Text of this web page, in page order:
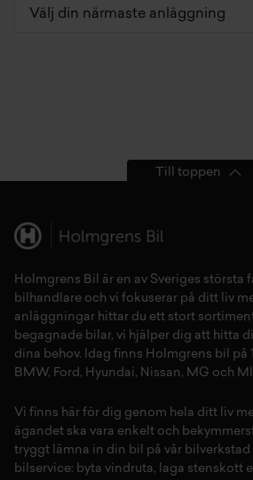
Till toppen
Holmgrens Bil är en av Sveriges största
bilhandlare och vi fokuserar på ditt liv
anläggningar hittar du ett stort
begagnade bilar, vi hjälper dig att hitta
dina behov. Idag finns Holmgrens bil på
BMW, Ford, Hyundai, Nissan , MG och
Vi finns här för dig genom hela ditt liv
ägandet ska vara enkelt och
tryggt lämna in din bil på vår bilverkstad
bilservice: byta vindruta, laga stenskott